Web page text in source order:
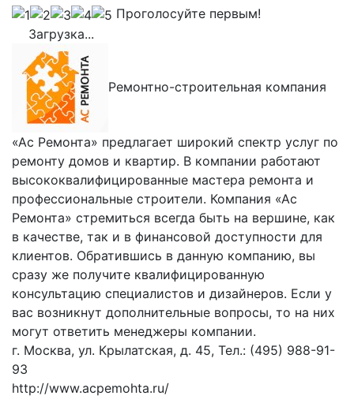
Проголосуйте первым!
Загрузка...
Ремонтно-строительная компания
«Ас Ремонта» предлагает широкий спектр услуг по
ремонту домов и квартир. В компании работают
высококвалифицированные мастера ремонта и
профессиональные строители. Компания «Ас
Ремонта» стремиться всегда быть на вершине, как
в качестве, так и в финансовой доступности для
клиентов. Обратившись в данную компанию, вы
сразу же получите квалифицированную
консультацию специалистов и дизайнеров. Если у
вас возникнут дополнительные вопросы, то на них
могут ответить менеджеры компании.
г. Москва, ул. Крылатская, д. 45, Тел.: (495) 988-91-
93
http://www.acpemohta.ru/